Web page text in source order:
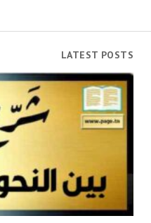
LATEST POSTS